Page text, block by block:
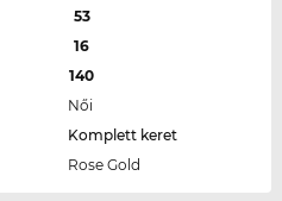
53
16
140
Női
Komplett keret
Rose Gold